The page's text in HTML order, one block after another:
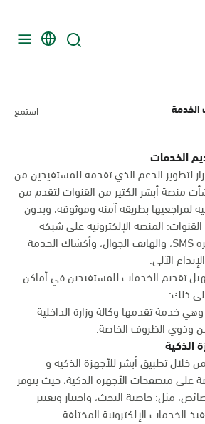
الخدمة استمع
الخدمات
لتطوير الدعم الذي تقدمه للمستفيدين من
منصة أبشر الكثير من القنوات لتقدم من
لمراجعيها بطريقة آمنة وموثوقة، وبدون
المنصة الإلكترونية على شبكة
الإنترنت، والرسائل القصيرة SMS، والهاتف الجوال، وأكشاك الخدمة
الآلي.
تقديم الخدمات للمستفيدين في أماكن
ذلك:
خدمة تقدمها وكالة وزارة الداخلية
وذوي الظروف الخاصة.
الذكية
تطبيق أبشر للأجهزة الذكية و
على متصفحات الأجهزة الذكية، حيث يتوفر
مثل: خاصية البحث، واختيار وتغيير
الخدمات الإلكترونية المختلفة